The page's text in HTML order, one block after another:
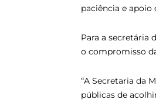
paciência e apoio
Para a secretária
o compromisso
“A Secretaria da
públicas de